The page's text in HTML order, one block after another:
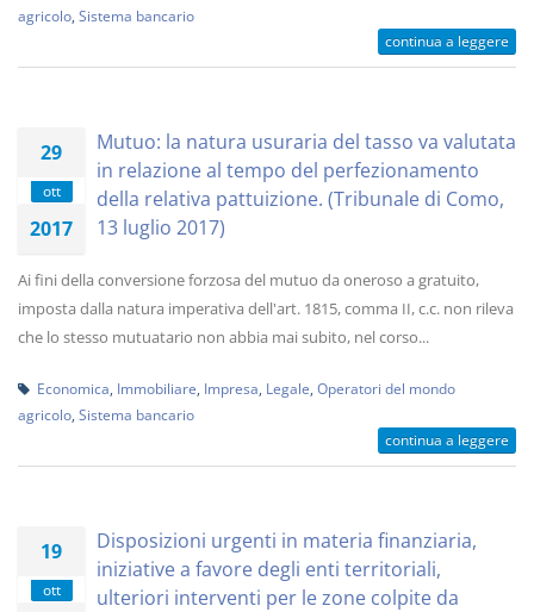
agricolo Sistema bancario
continua a leggere
29
ott
2017
Mutuo: la natura usuraria del tasso va valutata
in relazione al tempo del perfezionamento
della relativa pattuizione. (Tribunale di Como,
13 luglio 2017)
Ai fini della conversione forzosa del mutuo da oneroso a gratuito,
imposta dalla natura imperativa dell'art. 1815, comma II, c.c. non rileva
che lo stesso mutuatario non abbia mai subito, nel corso...
Economica Immobiliare Impresa Legale Operatori del mondo
agricolo Sistema bancario
continua a leggere
19
ott
Disposizioni urgenti in materia finanziaria,
iniziative a favore degli enti territoriali,
ulteriori interventi per le zone colpite da